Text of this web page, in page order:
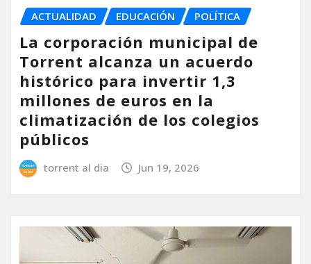
ACTUALIDAD EDUCACIÓN POLÍTICA
La corporación municipal de
Torrent alcanza un acuerdo
histórico para invertir 1,3
millones de euros en la
climatización de los colegios
públicos
torrent al dia Jun 19, 2026